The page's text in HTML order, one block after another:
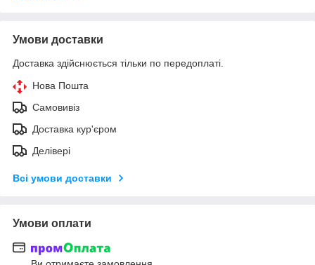
Умови доставки
Доставка здійснюється тільки по передоплаті.
Нова Пошта
Самовивіз
Доставка кур'єром
Делівері
Всі умови доставки
Умови оплати